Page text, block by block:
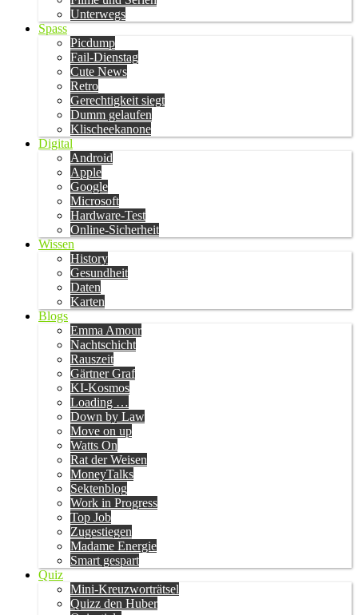
Unterwegs
Spass
Picdump
Fail-Dienstag
Cute News
Retro
Gerechtigkeit siegt
Dumm gelaufen
Klischeekanone
Digital
Android
Apple
Google
Microsoft
Hardware-Test
Online-Sicherheit
Wissen
History
Gesundheit
Daten
Karten
Blogs
Emma Amour
Nachtschicht
Rauszeit
Gärtner Graf
KI-Kosmos
Loading …
Down by Law
Move on up
Watts On
Rat der Weisen
MoneyTalks
Sektenblog
Work in Progress
Top Job
Zugestiegen
Madame Energie
Smart gespart
Quiz
Mini-Kreuzworträtsel
Quizz den Huber